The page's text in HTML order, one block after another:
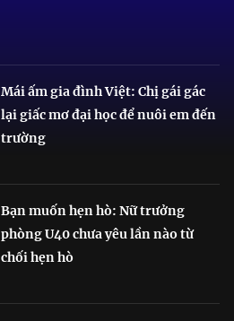
Mái ấm gia đình Việt: Chị gái gác
lại giấc mơ đại học để nuôi em đến
trường
Bạn muốn hẹn hò: Nữ trưởng
phòng U40 chưa yêu lần nào từ
chối hẹn hò